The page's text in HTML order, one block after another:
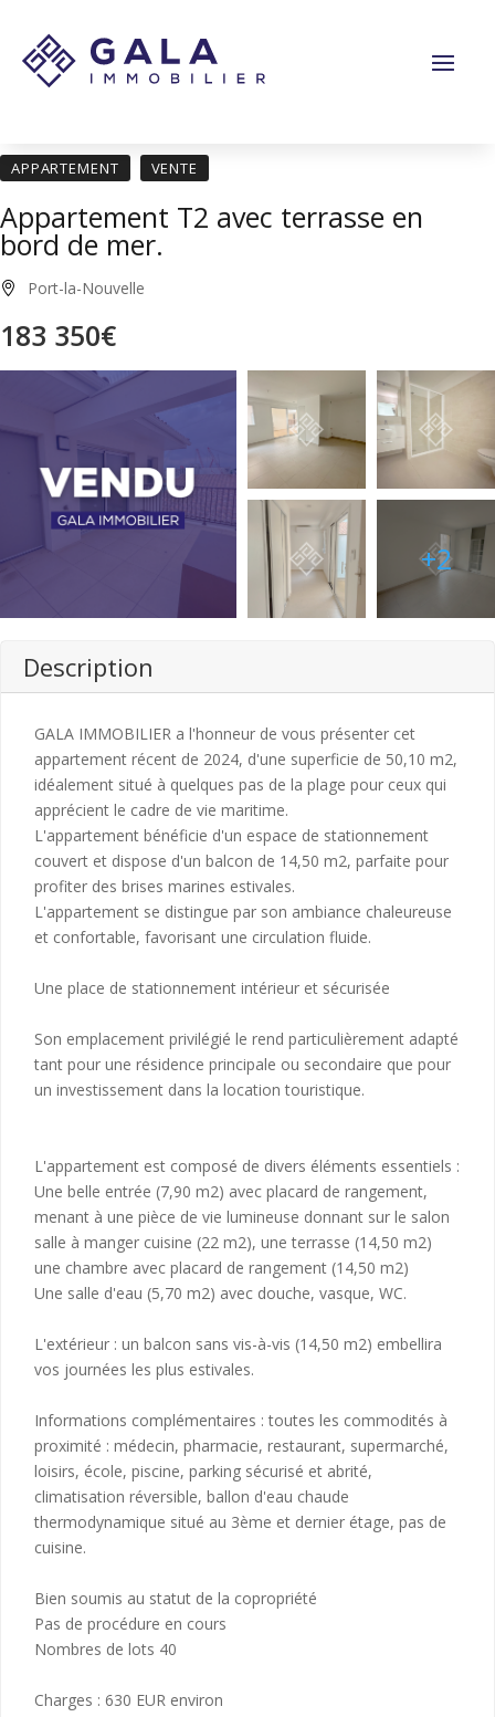
APPARTEMENT VENTE
Appartement T2 avec terrasse en
bord de mer.
Port-la-Nouvelle
183 350€
+2
Description
GALA IMMOBILIER a l'honneur de vous présenter cet
appartement récent de 2024, d'une superficie de 50,10 m2,
idéalement situé à quelques pas de la plage pour ceux qui
apprécient le cadre de vie maritime.
L'appartement bénéficie d'un espace de stationnement
couvert et dispose d'un balcon de 14,50 m2, parfaite pour
profiter des brises marines estivales.
L'appartement se distingue par son ambiance chaleureuse
et confortable, favorisant une circulation fluide.
Une place de stationnement intérieur et sécurisée
Son emplacement privilégié le rend particulièrement adapté
tant pour une résidence principale ou secondaire que pour
un investissement dans la location touristique.
L'appartement est composé de divers éléments essentiels :
Une belle entrée (7,90 m2) avec placard de rangement,
menant à une pièce de vie lumineuse donnant sur le salon
salle à manger cuisine (22 m2), une terrasse (14,50 m2)
une chambre avec placard de rangement (14,50 m2)
Une salle d'eau (5,70 m2) avec douche, vasque, WC.
L'extérieur : un balcon sans vis-à-vis (14,50 m2) embellira
vos journées les plus estivales.
Informations complémentaires : toutes les commodités à
proximité : médecin, pharmacie, restaurant, supermarché,
loisirs, école, piscine, parking sécurisé et abrité,
climatisation réversible, ballon d'eau chaude
thermodynamique situé au 3ème et dernier étage, pas de
cuisine.
Bien soumis au statut de la copropriété
Pas de procédure en cours
Nombres de lots 40
Charges : 630 EUR environ